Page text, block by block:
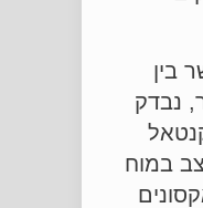
בין
נבדק
במוח